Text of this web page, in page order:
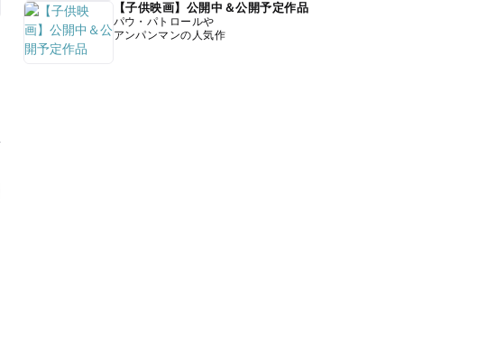
【子供映画】公開中＆公開予定作品
パウ・パトロールや
アンパンマンの人気作